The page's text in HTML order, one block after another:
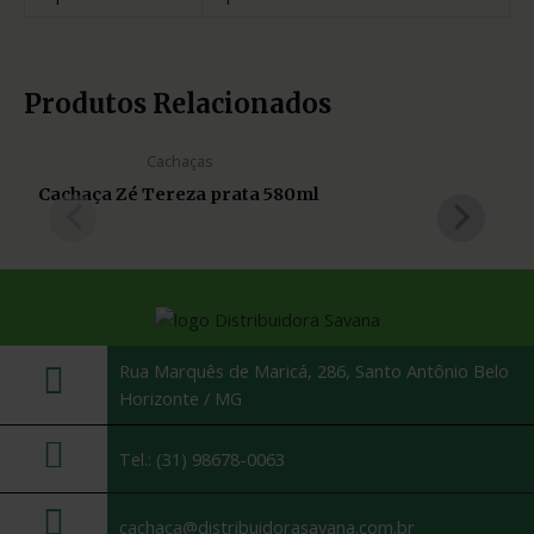
Produtos Relacionados
Cachaças
Cachaça Zé Tereza prata 580ml
Rua Marquês de Maricá, 286, Santo Antônio Belo
Horizonte / MG
Tel.: (31) 98678-0063
cachaca@distribuidorasavana.com.br